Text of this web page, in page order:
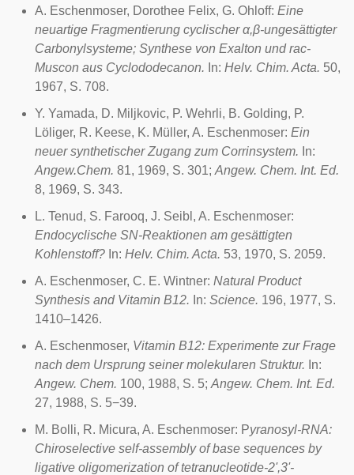
A. Eschenmoser, Dorothee Felix, G. Ohloff: Eine
neuartige Fragmentierung cyclischer α,β-ungesättigter
Carbonylsysteme; Synthese von Exalton und rac-
Muscon aus Cyclododecanon. In: Helv. Chim. Acta. 50,
1967, S. 708.
Y. Yamada, D. Miljkovic, P. Wehrli, B. Golding, P.
Löliger, R. Keese, K. Müller, A. Eschenmoser: Ein
neuer synthetischer Zugang zum Corrinsystem. In:
Angew.Chem. 81, 1969, S. 301; Angew. Chem. Int. Ed.
8, 1969, S. 343.
L. Tenud, S. Farooq, J. Seibl, A. Eschenmoser:
Endocyclische SN-Reaktionen am gesättigten
Kohlenstoff? In: Helv. Chim. Acta. 53, 1970, S. 2059.
A. Eschenmoser, C. E. Wintner: Natural Product
Synthesis and Vitamin B12. In: Science. 196, 1977, S.
1410–1426.
A. Eschenmoser, Vitamin B12: Experimente zur Frage
nach dem Ursprung seiner molekularen Struktur. In:
Angew. Chem. 100, 1988, S. 5; Angew. Chem. Int. Ed.
27, 1988, S. 5−39.
M. Bolli, R. Micura, A. Eschenmoser: Pyranosyl-RNA:
Chiroselective self-assembly of base sequences by
ligative oligomerization of tetranucleotide-2',3'-